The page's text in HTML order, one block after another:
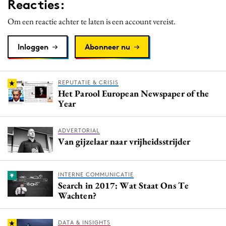
Reacties:
Om een reactie achter te laten is een account vereist.
Inloggen Abonneer nu
REPUTATIE & CRISIS
Het Parool European Newspaper of the
Year
ADVERTORIAL
Van gijzelaar naar vrijheidsstrijder
INTERNE COMMUNICATIE
Search in 2017: Wat Staat Ons Te
Wachten?
DATA & INSIGHTS